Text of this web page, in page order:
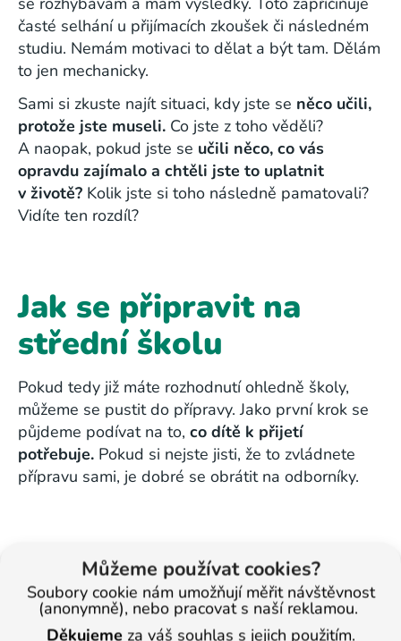
Můžeme používat cookies?
Soubory cookie nám umožňují měřit návštěvnost
(anonymně), nebo pracovat s naší reklamou.
Děkujemeza váš souhlas s jejich použitím.
časté selhání u přijímacích zkoušek či následném
studiu. Nemám motivaci to dělat a být tam. Dělám
to jen mechanicky.
Sami si zkuste najít situaci, kdy jste se něco učili,
protože jste museli. Co jste z toho věděli?
A naopak, pokud jste se učili něco, co vás
opravdu zajímalo a chtěli jste to uplatnit
v životě? Kolik jste si toho následně pamatovali?
Vidíte ten rozdíl?
Jak se připravit na
střední školu
Pokud tedy již máte rozhodnutí ohledně školy,
můžeme se pustit do přípravy. Jako první krok se
půjdeme podívat na to, co dítě k přijetí
potřebuje. Pokud si nejste jisti, že to zvládnete
přípravu sami, je dobré se obrátit na odborníky.
Jak vypadá příprava
u nás